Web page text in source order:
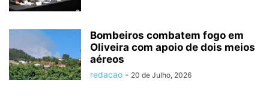
Bombeiros combatem fogo em
Oliveira com apoio de dois meios
aéreos
redacao - 20 de Julho, 2026